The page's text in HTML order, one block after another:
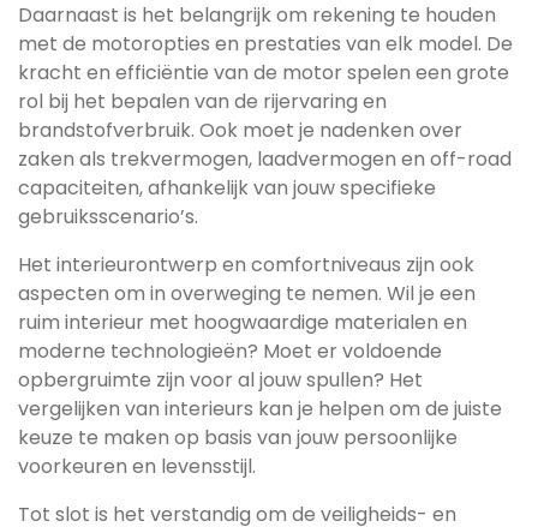
Daarnaast is het belangrijk om rekening te houden
met de motoropties en prestaties van elk model. De
kracht en efficiëntie van de motor spelen een grote
rol bij het bepalen van de rijervaring en
brandstofverbruik. Ook moet je nadenken over
zaken als trekvermogen, laadvermogen en off-road
capaciteiten, afhankelijk van jouw specifieke
gebruiksscenario’s.
Het interieurontwerp en comfortniveaus zijn ook
aspecten om in overweging te nemen. Wil je een
ruim interieur met hoogwaardige materialen en
moderne technologieën? Moet er voldoende
opbergruimte zijn voor al jouw spullen? Het
vergelijken van interieurs kan je helpen om de juiste
keuze te maken op basis van jouw persoonlijke
voorkeuren en levensstijl.
Tot slot is het verstandig om de veiligheids- en